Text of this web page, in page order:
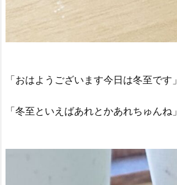
「おはようございます今日は冬至です」
「冬至といえばあれとかあれちゅんね」